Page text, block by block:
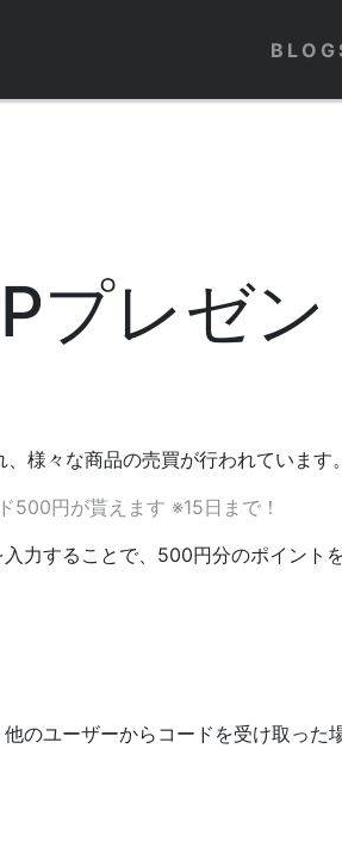
プレゼン
様々な商品の売買が行われています。
500円が貰えます ※15日まで！
力することで、500円分のポイント
のユーザーからコードを受け取った